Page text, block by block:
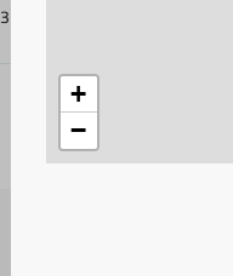
373279
+
−